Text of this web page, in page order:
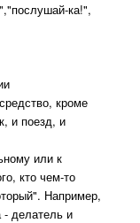
ка!",
кроме
и поезд, и
или к
кто чем-то
Например,
делатель и